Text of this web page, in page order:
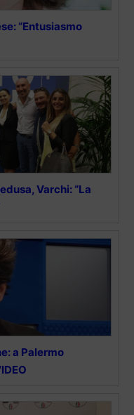
“Entusiasmo
Varchi: “La
a Palermo